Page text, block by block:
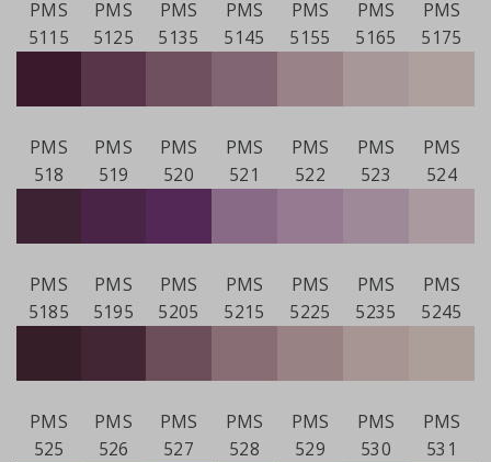
PMS
5115
PMS
5125
PMS
5135
PMS
5145
PMS
5155
PMS
5165
PMS
5175
PMS
518
PMS
519
PMS
520
PMS
521
PMS
522
PMS
523
PMS
524
PMS
5185
PMS
5195
PMS
5205
PMS
5215
PMS
5225
PMS
5235
PMS
5245
PMS
525
PMS
526
PMS
527
PMS
528
PMS
529
PMS
530
PMS
531